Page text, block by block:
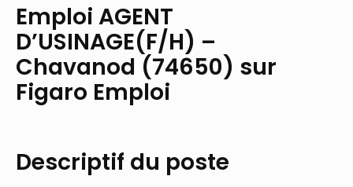
Emploi AGENT
D’USINAGE(F/H) –
Chavanod (74650) sur
Figaro Emploi
Descriptif du poste